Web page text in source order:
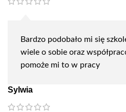
Bardzo podobało mi się
wiele o sobie oraz
pomoże mi to w pracy
Sylwia